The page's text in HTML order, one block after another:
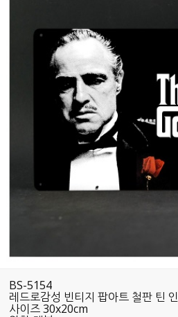
BS-5154
레드로감성 빈티지 팝아트 철판 틴
사이즈 30x20cm